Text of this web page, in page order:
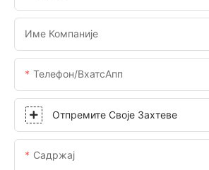
Име Компаније
Телефон/ВхатсАпп
Отпремите Своје Захтеве
Садржај